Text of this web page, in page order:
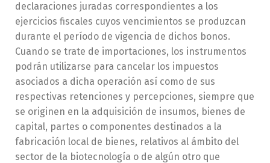
declaraciones juradas correspondientes a los
ejercicios fiscales cuyos vencimientos se produzcan
durante el período de vigencia de dichos bonos.
Cuando se trate de importaciones, los instrumentos
podrán utilizarse para cancelar los impuestos
asociados a dicha operación así como de sus
respectivas retenciones y percepciones, siempre que
se originen en la adquisición de insumos, bienes de
capital, partes o componentes destinados a la
fabricación local de bienes, relativos al ámbito del
sector de la biotecnología o de algún otro que